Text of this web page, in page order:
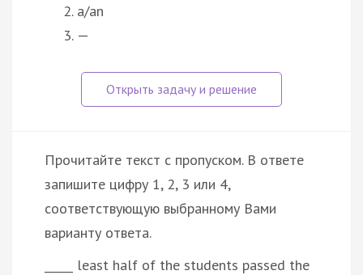
a/an
—
Прочитайте текст с пропуском. В ответе
запишите цифру 1, 2, 3 или 4,
соответствующую выбранному Вами
варианту ответа.
_____ least half of the students passed the